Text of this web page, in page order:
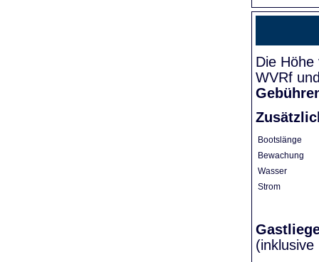
Die
WVRf
Bootslänge
Bewachung
Wasser
Strom